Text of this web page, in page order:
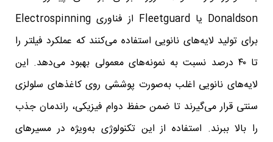
Donaldson یا Fleetguard از فناوری Electrospinning
برای تولید لایه‌های نانویی استفاده می‌کنند که عملکرد فیلتر را
تا ۴۰ درصد نسبت به نمونه‌های معمولی بهبود می‌دهد. این
لایه‌های نانویی اغلب به‌صورت پوششی روی کاغذهای سلولزی
سنتی قرار می‌گیرند تا ضمن حفظ دوام فیزیکی، راندمان جذب
را بالا ببرند. استفاده از این تکنولوژی به‌ویژه در مسیرهای